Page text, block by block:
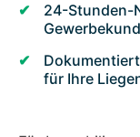
24-Stunden-
für Ihre